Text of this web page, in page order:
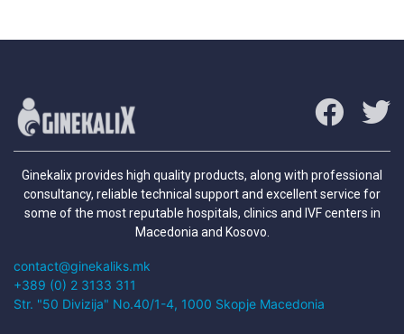
Ginekalix provides high quality products, along with professional
consultancy, reliable technical support and excellent service for
some of the most reputable hospitals, clinics and IVF centers in
Macedonia and Kosovo.
contact@ginekaliks.mk
+389 (0) 2 3133 311
Str. "50 Divizija" No.40/1-4, 1000 Skopje Macedonia